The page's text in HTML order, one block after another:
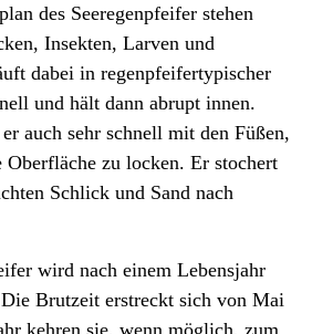
des Seeregenpfeifer stehen
Insekten, Larven und
dabei in regenpfeifertypischer
und hält dann abrupt innen.
auch sehr schnell mit den Füßen,
Oberfläche zu locken. Er stochert
Schlick und Sand nach
wird nach einem Lebensjahr
Brutzeit erstreckt sich von Mai
kehren sie, wenn möglich, zum